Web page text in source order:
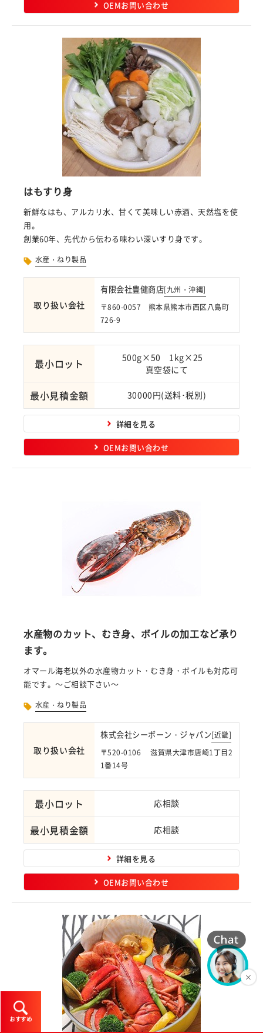
OEMお問い合わせ
はもすり身
新鮮なはも、アルカリ水、甘くて美味しい赤酒、天然塩を使
用。
創業60年、先代から伝わる味わい深いすり身です。
水産・ねり製品
取り扱い会社
有限会社豊健商店[九州・沖縄]
〒860-0057 熊本県熊本市西区八島町
726-9
最小ロット
500g×50 1kg×25
真空袋にて
最小見積金額 30000円(送料･税別)
詳細を見る
OEMお問い合わせ
水産物のカット、むき身、ボイルの加工など承り
ます。
オマール海老以外の水産物カット・むき身・ボイルも対応可
能です。～ご相談下さい～
水産・ねり製品
取り扱い会社
株式会社シーボーン・ジャパン[近畿]
〒520-0106 滋賀県大津市唐崎1丁目2
1番14号
最小ロット 応相談
最小見積金額 応相談
詳細を見る
OEMお問い合わせ
おすすめ